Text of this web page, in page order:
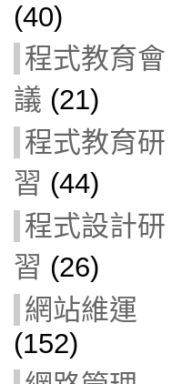
(40)
程式教育會
議 (21)
程式教育研
習 (44)
程式設計研
習 (26)
網站維運
(152)